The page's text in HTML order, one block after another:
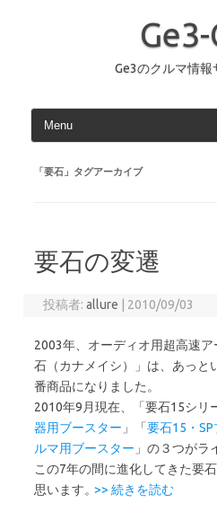
ッ
Ge3のクルマ情報
「要石 」タグアーカイブ
要石の変遷
投稿者:allure 2010/09/03
2003年、オーディオ用超高速
石（カナメイシ）」は、あっと
番商品になりました。
2010年9月現在、「要石15シリ
器用ブースター 」「要石15・
ルマ用ブースター 」の３つがラ
この7年の間に進化してきた要
思います。>> 続きを読む